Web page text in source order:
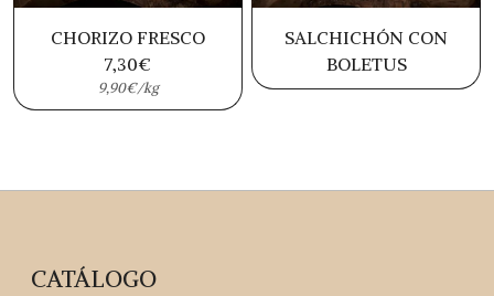
CHORIZO FRESCO
7,30€
9,90€/kg
SALCHICHÓN CON
BOLETUS
CATÁLOGO